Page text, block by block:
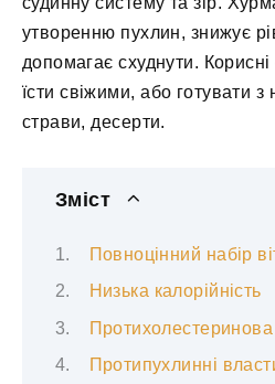
утворенню пухлин, знижує
допомагає схуднути.
їсти свіжими, або готувати з
страви, десерти.
Зміст
Повноцінний набір
Низька калорійність
Протихолестеринова
Протипухлинні